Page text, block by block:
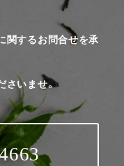
関するお問合せを承
さいませ。